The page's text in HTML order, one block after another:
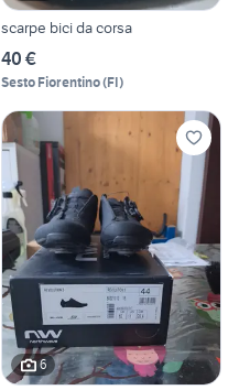
scarpe bici da corsa
40 €
Sesto Fiorentino(FI)
6